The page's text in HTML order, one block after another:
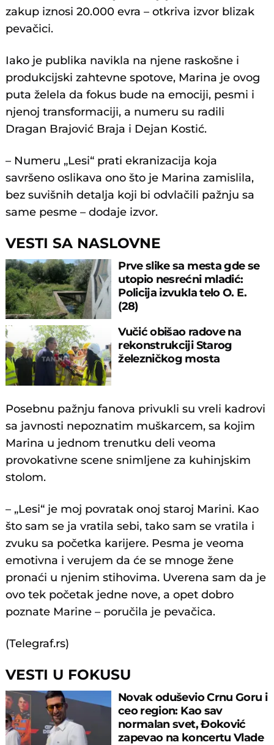
zakup iznosi 20.000 evra – otkriva izvor blizak
pevačici.
Iako je publika navikla na njene raskošne i
produkcijski zahtevne spotove, Marina je ovog
puta želela da fokus bude na emociji, pesmi i
njenoj transformaciji, a numeru su radili
Dragan Brajović Braja i Dejan Kostić.
– Numeru „Lesi“ prati ekranizacija koja
savršeno oslikava ono što je Marina zamislila,
bez suvišnih detalja koji bi odvlačili pažnju sa
same pesme – dodaje izvor.
VESTI SA NASLOVNE
Prve slike sa mesta gde se
utopio nesrećni mladić:
Policija izvukla telo O. E.
(28)
Vučić obišao radove na
rekonstrukciji Starog
železničkog mosta
Posebnu pažnju fanova privukli su vreli kadrovi
sa javnosti nepoznatim muškarcem, sa kojim
Marina u jednom trenutku deli veoma
provokativne scene snimljene za kuhinjskim
stolom.
– „Lesi“ je moj povratak onoj staroj Marini. Kao
što sam se ja vratila sebi, tako sam se vratila i
zvuku sa početka karijere. Pesma je veoma
emotivna i verujem da će se mnoge žene
pronaći u njenim stihovima. Uverena sam da je
ovo tek početak jedne nove, a opet dobro
poznate Marine – poručila je pevačica.
(Telegraf.rs)
VESTI U FOKUSU
Novak oduševio Crnu Goru i
ceo region: Kao sav
normalan svet, Đoković
zapevao na koncertu Vlade